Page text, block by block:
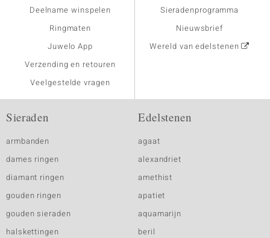
Deelname winspelen
Ringmaten
Juwelo App
Verzending en retouren
Veelgestelde vragen
Sieradenprogramma
Nieuwsbrief
Wereld van edelstenen
Sieraden
armbanden
dames ringen
diamant ringen
gouden ringen
gouden sieraden
halskettingen
Edelstenen
agaat
alexandriet
amethist
apatiet
aquamarijn
beril